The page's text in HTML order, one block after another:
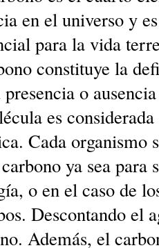
en el universo y es
para la vida
constitu­ye la
o
es considerada
Cada organismo
ya sea para
o en el caso de
Descontando el
Además, el